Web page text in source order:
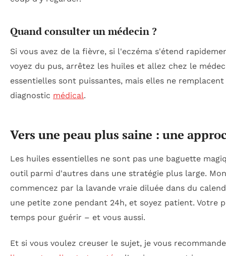
Quand consulter un médecin ?
Si vous avez de la fièvre, si l'eczéma s'étend
voyez du pus, arrêtez les huiles et allez chez le
essentielles sont puissantes, mais elles ne remplacent
diagnostic médical.
Vers une peau plus saine : une
Les huiles essentielles ne sont pas une baguette
outil parmi d'autres dans une stratégie plus large.
commencez par la lavande vraie diluée dans du
une petite zone pendant 24h, et soyez patient. Votre
temps pour guérir – et vous aussi.
Et si vous voulez creuser le sujet, je vous